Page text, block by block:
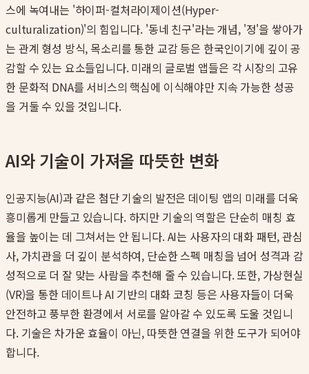
스에 녹여내는 '하이퍼-컬처라이제이션(Hyper-
culturalization)'의 힘입니다. '동네 친구'라는 개념, '정'을 쌓아가
는 관계 형성 방식, 목소리를 통한 교감 등은 한국인이기에 깊이 공
감할 수 있는 요소들입니다. 미래의 글로벌 앱들은 각 시장의 고유
한 문화적 DNA를 서비스의 핵심에 이식해야만 지속 가능한 성공
을 거둘 수 있을 것입니다.
AI와 기술이 가져올 따뜻한 변화
인공지능(AI)과 같은 첨단 기술의 발전은 데이팅 앱의 미래를 더욱
흥미롭게 만들고 있습니다. 하지만 기술의 역할은 단순히 매칭 효
율을 높이는 데 그쳐서는 안 됩니다. AI는 사용자의 대화 패턴, 관심
사, 가치관을 더 깊이 분석하여, 단순한 스펙 매칭을 넘어 성격과 감
성적으로 더 잘 맞는 사람을 추천해 줄 수 있습니다. 또한, 가상현실
(VR)을 통한 데이트나 AI 기반의 대화 코칭 등은 사용자들이 더욱
안전하고 풍부한 환경에서 서로를 알아갈 수 있도록 도울 것입니
다. 기술은 차가운 효율이 아닌, 따뜻한 연결을 위한 도구가 되어야
합니다.